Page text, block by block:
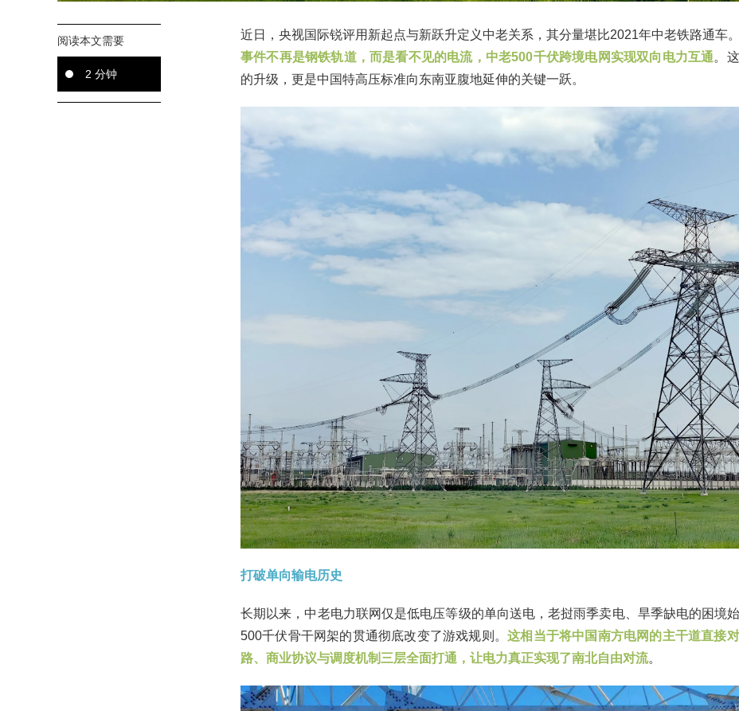
阅读本文需要
2 分钟
近日，央视国际锐评用新起点与新跃升定义中老关系，其分量堪比2021年中老铁路通车。
事件不再是钢铁轨道，而是看不见的电流，中老500千伏跨境电网实现双向电力互通。
的升级，更是中国特高压标准向东南亚腹地延伸的关键一跃。
打破单向输电历史
长期以来，中老电力联网仅是低电压等级的单向送电，老挝雨季卖电、旱季缺电的困境
500千伏骨干网架的贯通彻底改变了游戏规则。这相当于将中国南方电网的主干道直接
路、商业协议与调度机制三层全面打通，让电力真正实现了南北自由对流。